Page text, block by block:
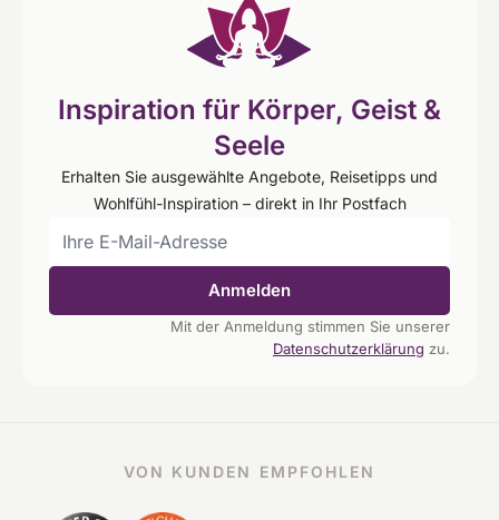
Inspiration für Körper, Geist &
Seele
Erhalten Sie ausgewählte Angebote, Reisetipps und
Wohlfühl-Inspiration – direkt in Ihr Postfach
Anmelden
Mit der Anmeldung stimmen Sie unserer
Datenschutzerklärung zu.
VON KUNDEN EMPFOHLEN